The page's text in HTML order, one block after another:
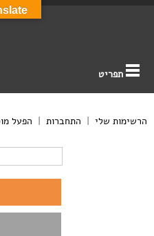
תפריט
הרשימות שלי | התחברות | הפעל
»